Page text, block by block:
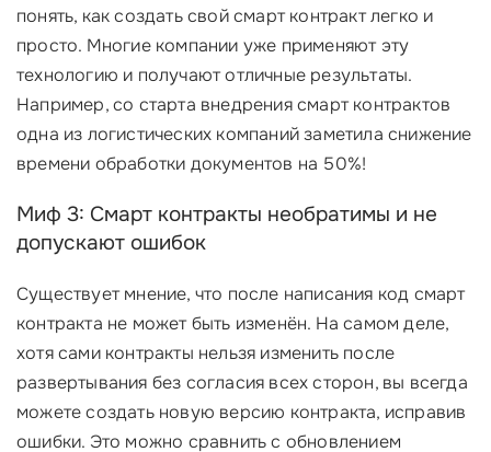
понять, как создать свой смарт контракт легко и
просто. Многие компании уже применяют эту
технологию и получают отличные результаты.
Например, со старта внедрения смарт контрактов
одна из логистических компаний заметила снижение
времени обработки документов на 50%!
Миф 3: Смарт контракты необратимы и не
допускают ошибок
Существует мнение, что после написания код смарт
контракта не может быть изменён. На самом деле,
хотя сами контракты нельзя изменить после
развертывания без согласия всех сторон, вы всегда
можете создать новую версию контракта, исправив
ошибки. Это можно сравнить с обновлением